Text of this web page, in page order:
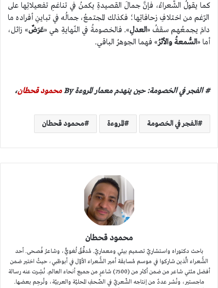
كما يقولُ الشُّعراءُ، فإنَّ جمالَ القصيدةِ يكمنُ في تناغمِ تفعيلاتِها على
الرّغم من اختلافِ زحافاتِها؛ فكذلك المجتمعُ، جمالُه في تباينِ أفراده ما
دامَ يجمعُهم سقفُ «العدلِ». فالخصومةُ في النّهايةِ هي «عَرَضٌ» زائل،
أما «السُّمعةُ والأثرُ» فهما الجوهرُ الباقي.
# الفجر في الخصومة: حين ينهدم معمار المروءة By محمود قحطان،
الفجر في الخصومة المروءة محمود قحطان
محمود قحطان
باحث دكتوراه واستشاريّ تصميم بيئي ومعماريّ. مُدقِّقٌ لُغويٌّ، وشاعرُ فُصحى. أحد
الشُّعراء الَّذين شاركوا في موسم مُسابقة أمير الشُّعراء الأوّل في أبوظبي، حيثُ اختير ضمن
أفضل مئتي شاعر من ضمن أكثر من (7500) شاعرٍ من جميع أنحاء العالم. نُشِرت عنه رسالة
ماجستير، ونُشر عددٌ من إنتاجه الشّعريّ في الصّحفِ المحليّة والعربيّة، وتُرجِم بعضها.